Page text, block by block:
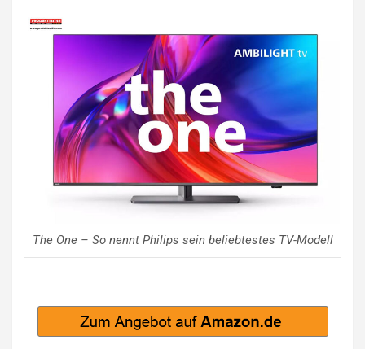
The One – So nennt Philips sein beliebtestes TV-Modell